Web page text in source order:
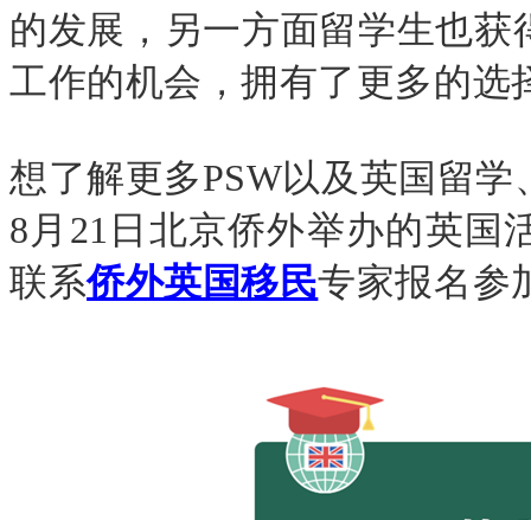
的发展，另一方面留学生也
工作的机会，拥有了更多的选
想了解更多PSW以及英国留
8月21日北京侨外举办的英国
联系侨外英国移民专家报名参